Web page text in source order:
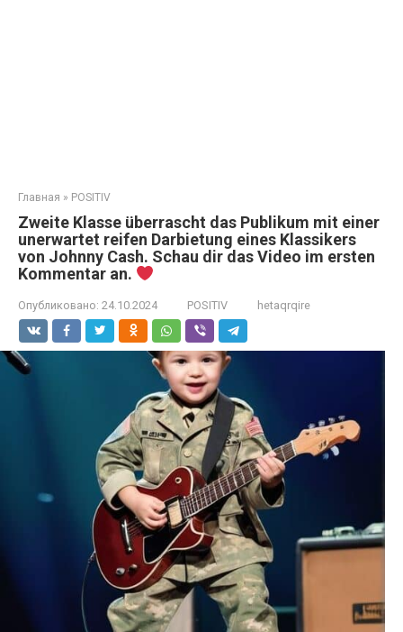
Главная » POSITIV
Zweite Klasse überrascht das Publikum mit einer
unerwartet reifen Darbietung eines Klassikers
von Johnny Cash. Schau dir das Video im ersten
Kommentar an.
Опубликовано: 24.10.2024 POSITIV hetaqrqire